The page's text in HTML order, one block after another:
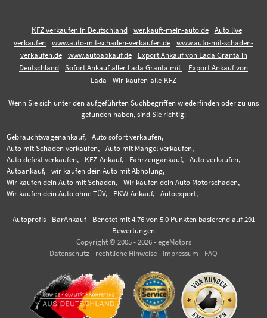
KFZ verkaufen in Deutschland wer.kauft-mein-auto.de
Auto live
verkaufen
www.auto-mit-schaden-verkaufen.de
www.auto-mit-schaden-
verkaufen.de
www.autoabkauf.de
Export Ankauf von Lada Granta in
Deutschland
Sofort Ankauf aller Lada Granta mit
Export Ankauf von
Lada
Wir-kaufen-alle-KFZ
Wenn Sie sich unter den aufgeführten Suchbegriffen wiederfinden oder zu uns
gefunden haben, sind Sie richtig:
Gebrauchtwagenankauf,
Auto sofort verkaufen,
Auto mit Schaden verkaufen,
Auto mit Mängel verkaufen,
Auto defekt verkaufen,
KFZ-Ankauf, Fahrzeugankauf,
Auto verkaufen,
Autoankauf,
wir kaufen dein Auto mit Abholung,
Wir kaufen dein Auto mit Schaden,
Wir kaufen dein Auto Motorschaden,
Wir kaufen dein Auto ohne TÜV,
PKW-Ankauf, Autoexport,
Autoprofis - BarAnkauf- Benotet mit 4.76von 5.0 Punkten basierend auf 291
Bewertungen
Copyright © 2005 - 2026 - egeMotors
Datenschutz - rechtliche Hinweise - Impressum - FAQ